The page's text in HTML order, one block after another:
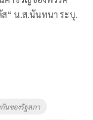
“ น.ส.นันทนา ระบุ.
นของรัฐสภา